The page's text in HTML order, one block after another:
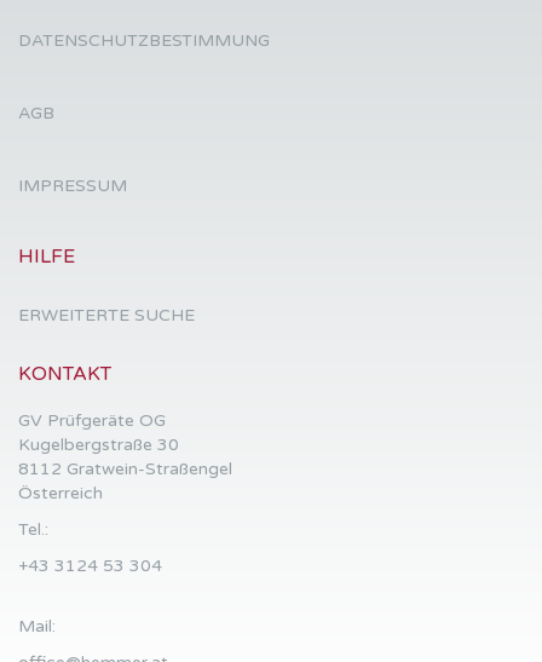
DATENSCHUTZBESTIMMUNG
AGB
IMPRESSUM
HILFE
ERWEITERTE SUCHE
KONTAKT
GV Prüfgeräte OG
Kugelbergstraße 30
8112 Gratwein-Straßengel
Österreich
Tel.:
+43 3124 53 304
Mail: